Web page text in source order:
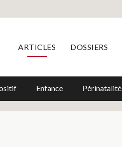
ARTICLES DOSSIERS
Enfance Périnatalité